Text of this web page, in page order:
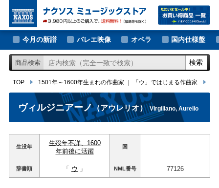
大作曲家の新譜
著名作曲家の新譜
マイナー作曲家の新譜
月別新譜一覧
今月の新譜 バレエ映像 オペラ 国内仕様盤
商品検索 検索
TOP 1501年～1600年生まれの作曲家 「ウ」ではじまる作曲家
TOP 1501年～1600年生まれの作曲家 ｜「ウ」ではじまる作曲家
ヴィルジニアーノ（アウレリオ） Virgiliano, Aurelio
生没年
生歿年不詳、1600
年前後に活躍
国
辞書順 「 ウ 」 NML番号 77126